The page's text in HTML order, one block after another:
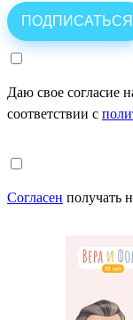
Даю свое согласие
соответствии с
Согласен получать